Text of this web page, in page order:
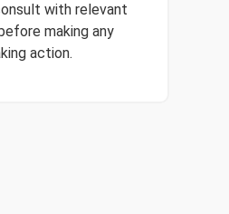
with relevant
making any
action.